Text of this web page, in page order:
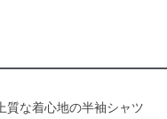
質な着心地の半袖シャツ